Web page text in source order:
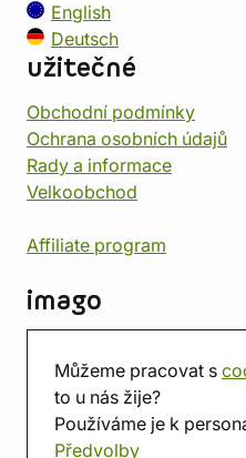
Můžeme pracovat s
to u nás žije?
Používáme je k
Předvolby
English
Deutsch
užitečné
Obchodní podmínky
Ochrana osobních údajů
Rady a informace
Velkoobchod
Affiliate program
imago
Prodejna
Herna
O nás
Hodnocení obchodu